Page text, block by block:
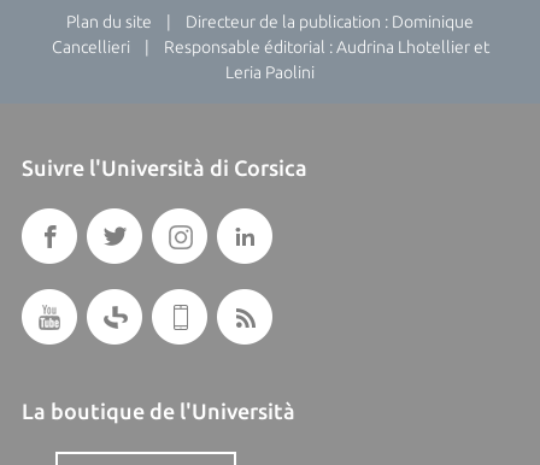
Plan du site | Directeur de la publication : Dominique
Cancellieri | Responsable éditorial : Audrina Lhotellier et
Leria Paolini
Suivre l'Università di Corsica
La boutique de l'Università